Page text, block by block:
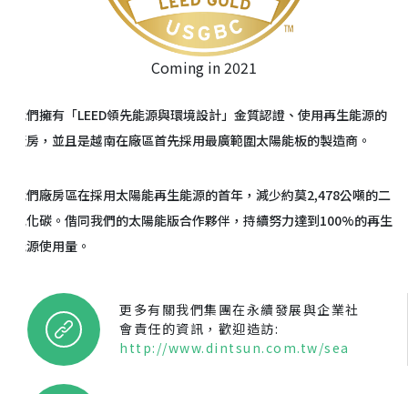
Coming in 2021
我們擁有「LEED領先能源與環境設計」金質認證、使用再生能源的
廠房，並且是越南在廠區首先採用最廣範圍太陽能板的製造商。
我們廠房區在採用太陽能再生能源的首年，減少約莫2,478公噸的二
氧化碳。偕同我們的太陽能版合作夥伴，持續努力達到100%的再生
能源使用量。
更多有關我們集團在永續發展與企業社
會責任的資訊，歡迎造訪:
http://www.dintsun.com.tw/sea